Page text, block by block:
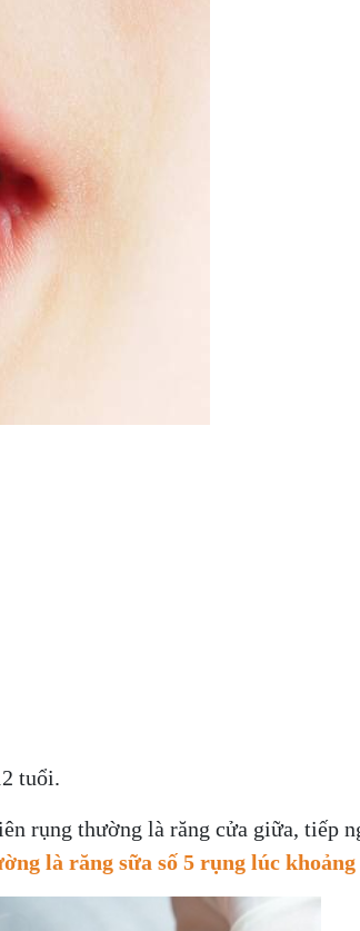
tuổi.
rụng thường là răng cửa giữa, tiếp
là răng sữa số 5 rụng lúc